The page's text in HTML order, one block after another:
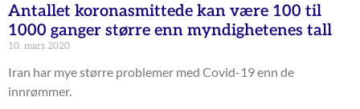
Antallet koronasmittede kan være 100 til
1000 ganger større enn myndighetenes tall
10. mars 2020
Iran har mye større problemer med Covid-19 enn de
innrømmer.